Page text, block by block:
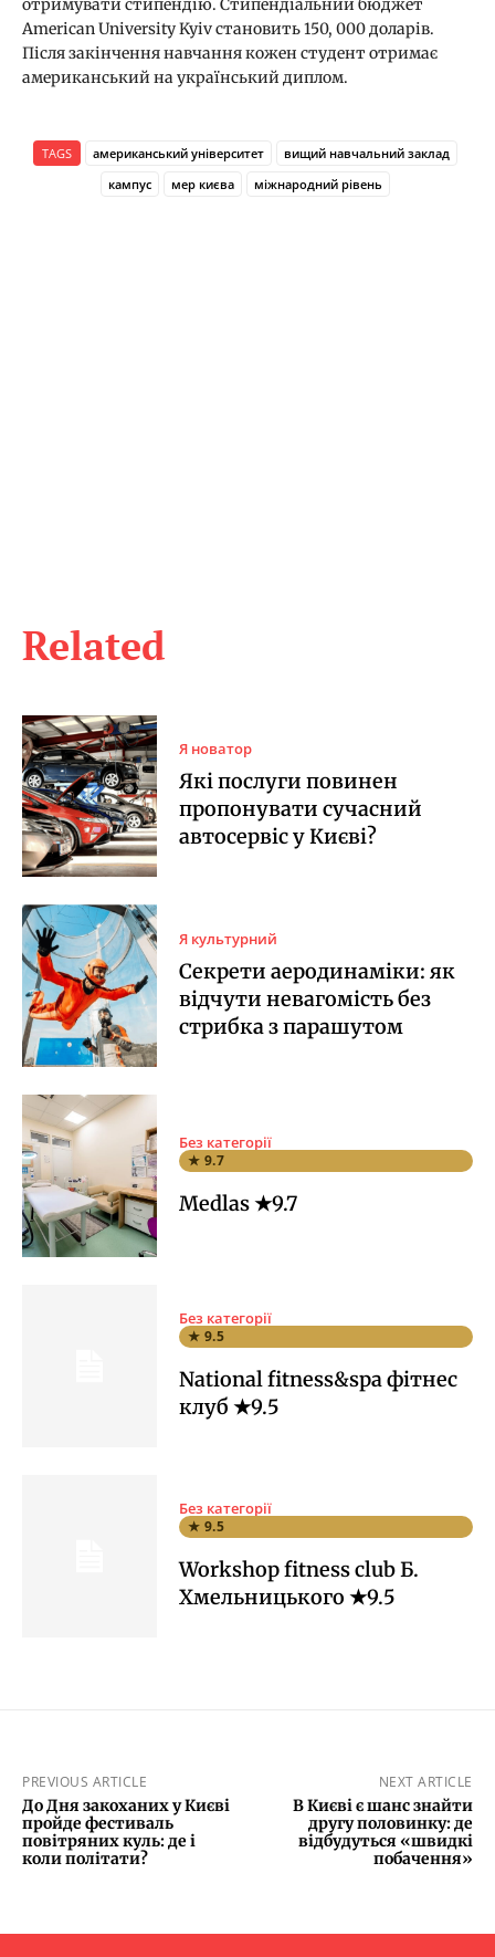
Related
Я новатор
Які послуги повинен
пропонувати сучасний
автосервіс у Києві?
Я культурний
Секрети аеродинаміки: як
відчути невагомість без
стрибка з парашутом
Без категорії
★ 9.7
Medlas ★9.7
Без категорії
★ 9.5
National fitness&spa фітнес
клуб ★9.5
Без категорії
★ 9.5
Workshop fitness club Б.
Хмельницького ★9.5
American University Kyiv становить 150, 000 доларів.
Після закінчення навчання кожен студент отримає
американський на український диплом.
TAGS американський університет
вищий навчальний заклад
кампус
мер києва міжнародний рівень
PREVIOUS ARTICLE
До Дня закоханих у Києві
пройде фестиваль
повітряних куль: де і
коли політати?
NEXT ARTICLE
В Києві є шанс знайти
другу половинку: де
відбудуться «швидкі
побачення»